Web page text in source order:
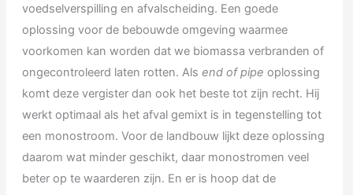
voedselverspilling en afvalscheiding. Een goede
oplossing voor de bebouwde omgeving waarmee
voorkomen kan worden dat we biomassa verbranden of
ongecontroleerd laten rotten. Als end of pipe oplossing
komt deze vergister dan ook het beste tot zijn recht. Hij
werkt optimaal als het afval gemixt is in tegenstelling tot
een monostroom. Voor de landbouw lijkt deze oplossing
daarom wat minder geschikt, daar monostromen veel
beter op te waarderen zijn. En er is hoop dat de